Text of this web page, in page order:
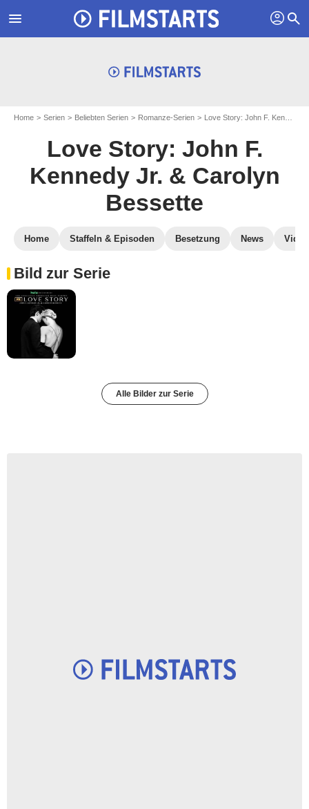
menu profil search
Home Serien Beliebten Serien Romanze-Serien Love Story: John F. Kennedy Jr. & Carolyn Bessette
Love Story: John F.
Kennedy Jr. & Carolyn
Bessette
Home Staffeln & Episoden Besetzung News
Bild zur Serie
Alle Bilder zur Serie